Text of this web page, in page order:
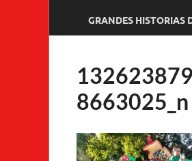
GRANDES HISTORIAS
8663025_n